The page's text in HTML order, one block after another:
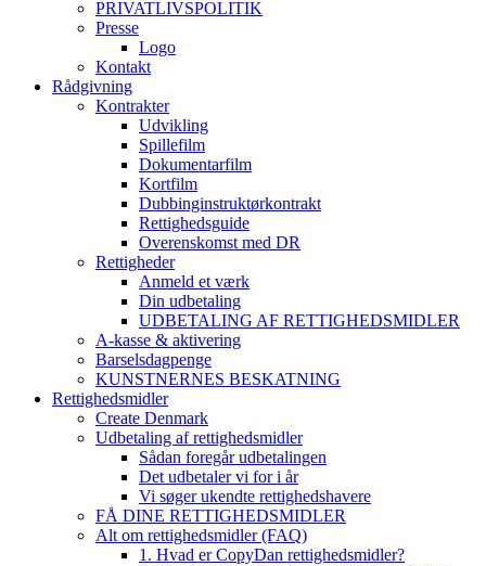
PRIVATLIVSPOLITIK
Presse
Logo
Kontakt
Rådgivning
Kontrakter
Udvikling
Spillefilm
Dokumentarfilm
Kortfilm
Dubbinginstruktørkontrakt
Rettighedsguide
Overenskomst med DR
Rettigheder
Anmeld et værk
Din udbetaling
UDBETALING AF RETTIGHEDSMIDLER
A-kasse & aktivering
Barselsdagpenge
KUNSTNERNES BESKATNING
Rettighedsmidler
Create Denmark
Udbetaling af rettighedsmidler
Sådan foregår udbetalingen
Det udbetaler vi for i år
Vi søger ukendte rettighedshavere
FÅ DINE RETTIGHEDSMIDLER
Alt om rettighedsmidler (FAQ)
1. Hvad er CopyDan rettighedsmidler?